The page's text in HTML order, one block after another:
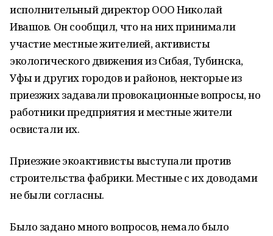
исполнительный директор ООО Николай
Ивашов. Он сообщил, что на них принимали
участие местные жителией, активисты
экологического движения из Сибая, Тубинска,
Уфы и других городов и районов, некторые из
приезжих задавали провокационные вопросы, но
работники предприятия и местные жители
освистали их.
Приезжие экоактивисты выступали против
строительства фабрики. Местные с их доводами
не были согласны.
Было задано много вопросов, немало было